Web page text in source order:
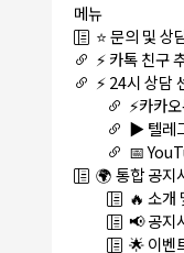
메뉴
⭐ 문의 및 상
⚡ 카톡 친구
⚡ 24시 상담
⚡카카
▶️ 텔레
📅
🌍 통합 공지
🔥 소개
📢 공지
🌟 이벤